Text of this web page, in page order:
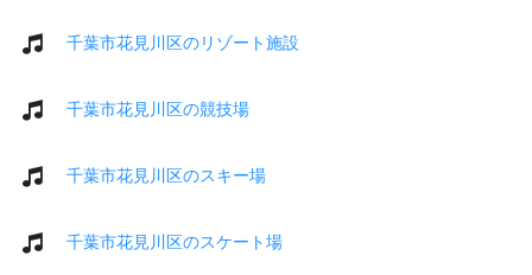
千葉市花見川区のリゾート施設
千葉市花見川区の競技場
千葉市花見川区のスキー場
千葉市花見川区のスケート場